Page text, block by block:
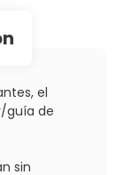
el
guía de
sin